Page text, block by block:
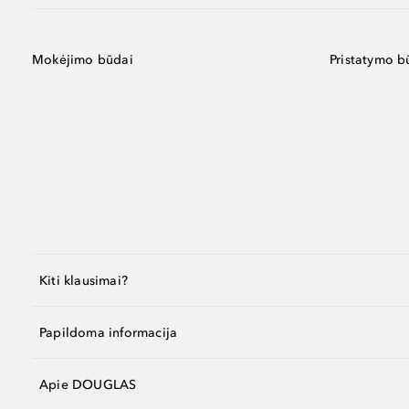
Mokėjimo būdai Pristatymo
Kiti klausimai?
Papildoma informacija
Apie DOUGLAS